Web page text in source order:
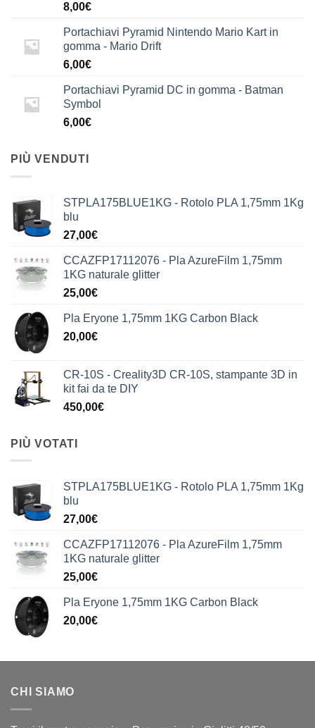
8,00€
Portachiavi Pyramid Nintendo Mario Kart in
gomma - Mario Drift
6,00€
Portachiavi Pyramid DC in gomma - Batman
Symbol
6,00€
PIÙ VENDUTI
STPLA175BLUE1KG - Rotolo PLA 1,75mm 1Kg
blu
27,00€
CCAZFP17112076 - Pla AzureFilm 1,75mm
1KG naturale glitter
25,00€
Pla Eryone 1,75mm 1KG Carbon Black
20,00€
CR-10S - Creality3D CR-10S, stampante 3D in
kit fai da te DIY
450,00€
PIÙ VOTATI
STPLA175BLUE1KG - Rotolo PLA 1,75mm 1Kg
blu
27,00€
CCAZFP17112076 - Pla AzureFilm 1,75mm
1KG naturale glitter
25,00€
Pla Eryone 1,75mm 1KG Carbon Black
20,00€
CHI SIAMO